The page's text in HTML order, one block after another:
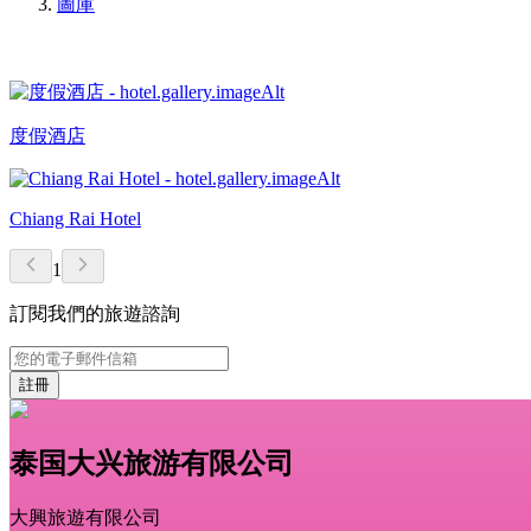
圖庫
度假酒店
Chiang Rai Hotel
1
訂閱我們的旅遊諮詢
註冊
泰国大兴旅游有限公司
大興旅遊有限公司